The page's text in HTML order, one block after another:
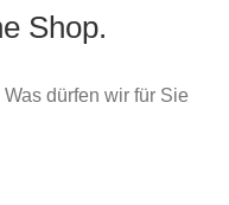
Shop.
dürfen wir für Sie